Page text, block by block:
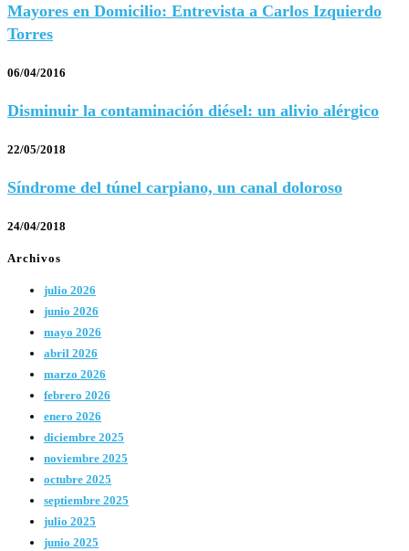
Mayores en Domicilio: Entrevista a Carlos Izquierdo
Torres
06/04/2016
Disminuir la contaminación diésel: un alivio alérgico
22/05/2018
Síndrome del túnel carpiano, un canal doloroso
24/04/2018
Archivos
julio 2026
junio 2026
mayo 2026
abril 2026
marzo 2026
febrero 2026
enero 2026
diciembre 2025
noviembre 2025
octubre 2025
septiembre 2025
julio 2025
junio 2025